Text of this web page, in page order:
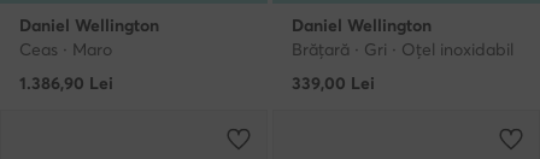
Daniel Wellington
Ceas · Maro
1.386,90 Lei
Daniel Wellington
Brățară · Gri · Oțel inoxidabil
339,00 Lei